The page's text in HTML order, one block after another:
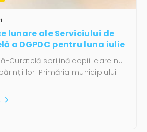
lunare ale Serviciului de
a DGPDC pentru luna iulie
Curatelă sprijină copiii care nu
lor! Primăria municipiului